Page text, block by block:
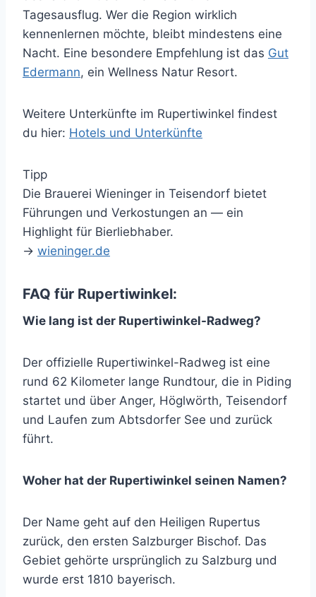
Tagesausflug. Wer die Region wirklich
kennenlernen möchte, bleibt mindestens eine
Nacht. Eine besondere Empfehlung ist das Gut
Edermann, ein Wellness Natur Resort.
Weitere Unterkünfte im Rupertiwinkel findest
du hier: Hotels und Unterkünfte
Tipp
Die Brauerei Wieninger in Teisendorf bietet
Führungen und Verkostungen an — ein
Highlight für Bierliebhaber.
→ wieninger.de
FAQ für Rupertiwinkel:
Wie lang ist der Rupertiwinkel-Radweg?
Der offizielle Rupertiwinkel-Radweg ist eine
rund 62 Kilometer lange Rundtour, die in Piding
startet und über Anger, Höglwörth, Teisendorf
und Laufen zum Abtsdorfer See und zurück
führt.
Woher hat der Rupertiwinkel seinen Namen?
Der Name geht auf den Heiligen Rupertus
zurück, den ersten Salzburger Bischof. Das
Gebiet gehörte ursprünglich zu Salzburg und
wurde erst 1810 bayerisch.